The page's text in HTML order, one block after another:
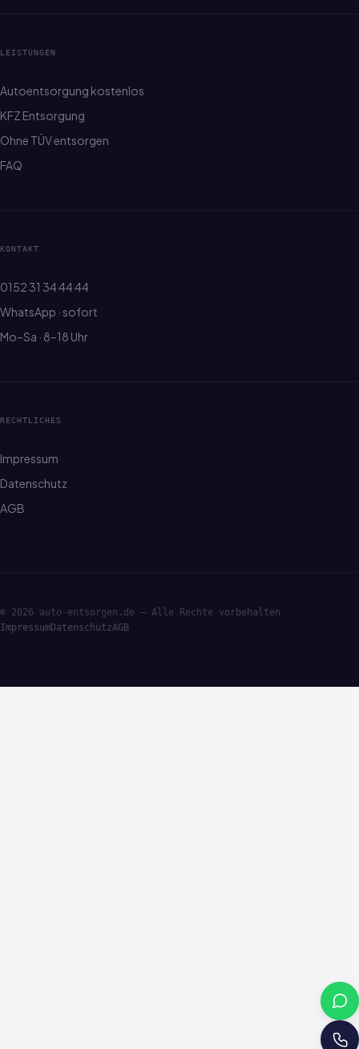
LEISTUNGEN
Autoentsorgung kostenlos
KFZ Entsorgung
Ohne TÜV entsorgen
FAQ
KONTAKT
0152 31 34 44 44
WhatsApp · sofort
Mo–Sa · 8–18 Uhr
RECHTLICHES
Impressum
Datenschutz
AGB
© 2026 auto-entsorgen.de — Alle Rechte vorbehalten
ImpressumDatenschutzAGB